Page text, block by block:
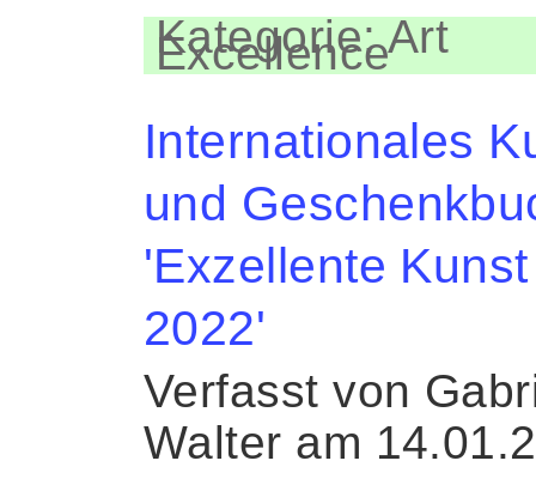
Kategorie: Art
Excellence
Internationales
und
'Exzellente Kunst
2022'
Verfasst von
Walter am